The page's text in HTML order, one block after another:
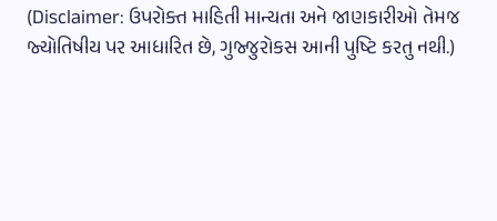
(Disclaimer: ઉપરોક્ત માહિતી માન્યતા અને જાણકારીઓ તેમજ
જ્યોતિષીય પર આધારિત છે, ગુજ્જુરોકસ આની પુષ્ટિ કરતુ નથી.)